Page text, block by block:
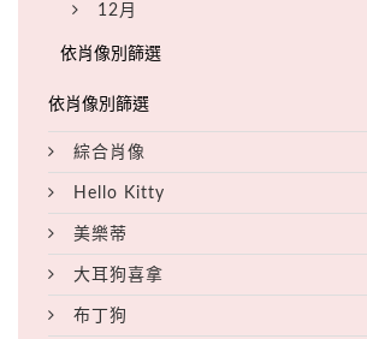
12月
綜合肖像
Hello Kitty
美樂蒂
大耳狗喜拿
布丁狗